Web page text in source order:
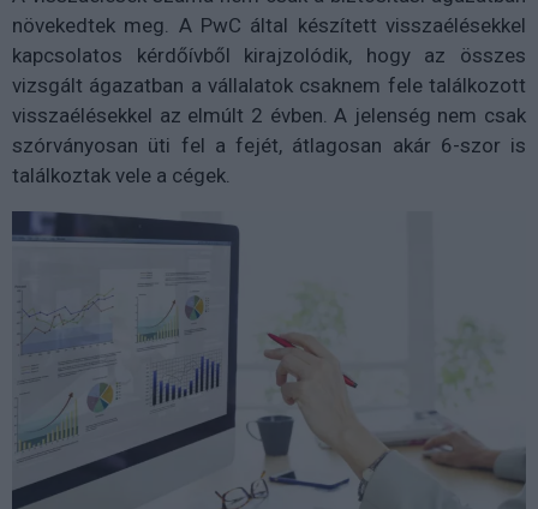
növekedtek meg. A PwC által készített visszaélésekkel
kapcsolatos kérdőívből kirajzolódik, hogy az összes
vizsgált ágazatban a vállalatok csaknem fele találkozott
visszaélésekkel az elmúlt 2 évben. A jelenség nem csak
szórványosan üti fel a fejét, átlagosan akár 6-szor is
találkoztak vele a cégek.